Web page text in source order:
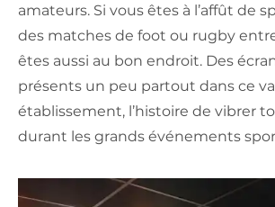
amateurs. Si vous êtes à l’affût de
des matches de foot ou rugby
êtes aussi au bon endroit. Des
présents un peu partout dans ce
établissement, l’histoire de vibrer
durant les grands événements